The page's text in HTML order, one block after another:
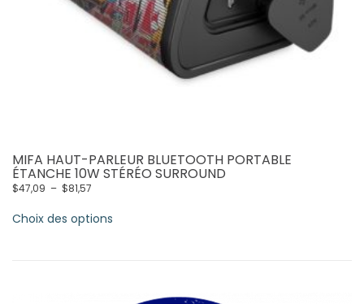
MIFA HAUT-PARLEUR BLUETOOTH PORTABLE
ÉTANCHE 10W STÉRÉO SURROUND
$47,09 – $81,57
prix :
$47,09
Choix des options